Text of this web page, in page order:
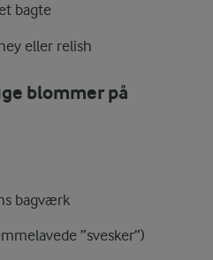
bagte
eller relish
blommer på
bagværk
”svesker”)